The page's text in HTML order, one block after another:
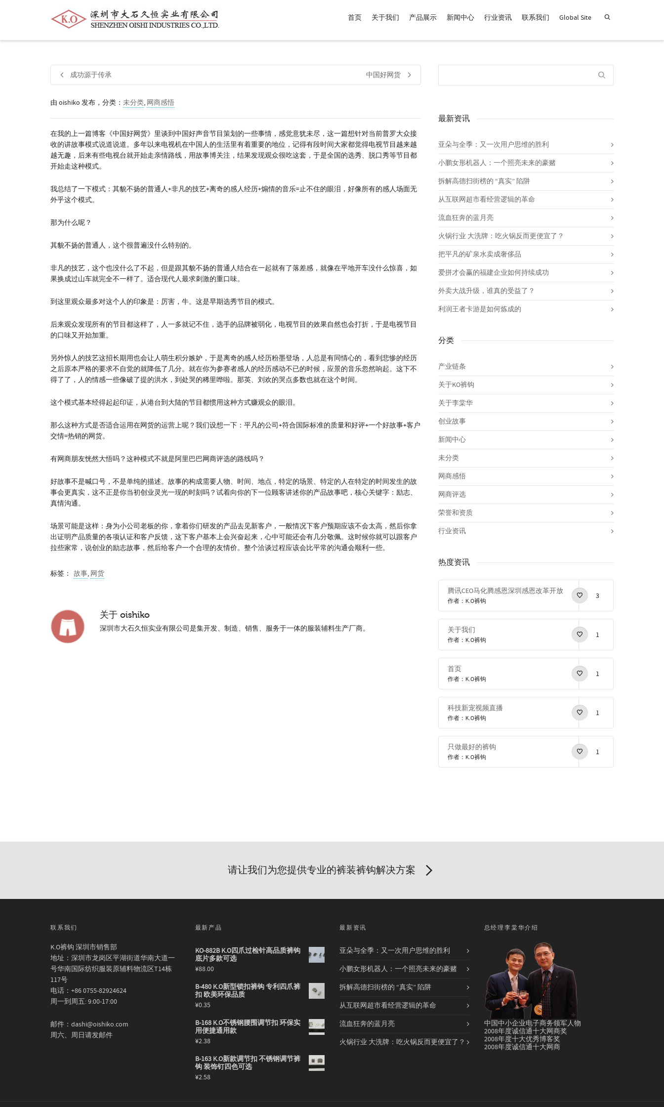
帮我查找新的衬衫尺码中号价格介于 商品，品牌为 默认品牌 .
首页 关于我们 产品展示 新闻中心 行业资讯 联系我们 Global Site
成功源于传承 中国好网货
由 oishiko 发布，分类： 未分类, 网商感悟
在我的上一篇博客《中国好网货》里谈到中国好声音节目策划的一些事情，感觉意犹未尽，这一篇想针对当前普罗大众接
收的讲故事模式说道说道。多年以来电视机在中国人的生活里有着重要的地位，记得有段时间大家都觉得电视节目越来越
越无趣，后来有些电视台就开始走亲情路线，用故事博关注，结果发现观众很吃这套，于是全国的选秀、脱口秀等节目都
开始走这种模式。
我总结了一下模式：其貌不扬的普通人+非凡的技艺+离奇的感人经历+煽情的音乐=止不住的眼泪，好像所有的感人场面无
外乎这个模式。
那为什么呢？
其貌不扬的普通人，这个很普遍没什么特别的。
非凡的技艺，这个也没什么了不起，但是跟其貌不扬的普通人结合在一起就有了落差感，就像在平地开车没什么惊喜，如
果换成过山车就完全不一样了。适合现代人最求刺激的重口味。
到这里观众最多对这个人的印象是：厉害，牛。这是早期选秀节目的模式。
后来观众发现所有的节目都这样了，人一多就记不住，选手的品牌被弱化，电视节目的效果自然也会打折，于是电视节目
的口味又开始加重。
另外惊人的技艺这招长期用也会让人萌生积分嫉妒，于是离奇的感人经历粉墨登场，人总是有同情心的，看到悲惨的经历
之后原本严格的要求不自觉的就降低了几分。就在你为参赛者感人的经历感动不已的时候，应景的音乐忽然响起。这下不
得了了，人的情感一些像破了提的洪水，到处哭的稀里哗啦。那英、刘欢的哭点多数也就在这个时间。
这个模式基本经得起起印证，从港台到大陆的节目都惯用这种方式赚观众的眼泪。
那么这种方式是否适合运用在网货的运营上呢？我们设想一下：平凡的公司+符合国际标准的质量和好评+一个好故事+客户
交情=热销的网货。
有网商朋友恍然大悟吗？这种模式不就是阿里巴巴网商评选的路线吗？
好故事不是喊口号，不是单纯的描述。故事的构成需要人物、时间、地点，特定的场景、特定的人在特定的时间发生的故
事会更真实，这不正是你当初创业灵光一现的时刻吗？试着向你的下一位顾客讲述你的产品故事吧，核心关键字：励志、
真情沟通。
场景可能是这样：身为小公司老板的你，拿着你们研发的产品去见新客户，一般情况下客户预期应该不会太高，然后你拿
出证明产品质量的各项认证和客户反馈，这下客户基本上会兴奋起来，心中可能还会有几分敬佩。这时候你就可以跟客户
拉些家常，说创业的励志故事，然后给客户一个合理的友情价。整个洽谈过程应该会比平常的沟通会顺利一些。
标签： 故事, 网货
关于 oishiko
深圳市大石久恒实业有限公司是集开发、制造、销售、服务于一体的服装辅料生产厂商。
最新资讯
亚朵与全季：又一次用户思维的胜利
小鹏女形机器人：一个照亮未来的豪赌
拆解高德扫街榜的 “真实” 陷阱
从互联网超市看经营逻辑的革命
流血狂奔的蓝月亮
火锅行业 大洗牌：吃火锅反而更便宜了？
把平凡的矿泉水卖成奢侈品
爱拼才会赢的福建企业如何持续成功
外卖大战升级，谁真的受益了？
利润王者卡游是如何炼成的
分类
产业链条
关于KO裤钩
关于李棠华
创业故事
新闻中心
未分类
网商感悟
网商评选
荣誉和资质
行业资讯
热度资讯
腾讯CEO马化腾感恩深圳感恩改革开放
作者：K.O裤钩
3
关于我们
作者：K.O裤钩
1
首页
作者：K.O裤钩
1
科技新宠视频直播
作者：K.O裤钩
1
只做最好的裤钩
作者：K.O裤钩
1
请让我们为您提供专业的裤装裤钩解决方案
联系我们
K.O裤钩 深圳市销售部
地址：深圳市龙岗区平湖街道华南大道一
号华南国际纺织服装原辅料物流区T14栋
117号
电话：+86 0755-82924624
周一到周五: 9:00-17:00
邮件：dashi@oishiko.com
周六、周日请发邮件
最新产品
KO-882B K.O四爪过检针高品质裤钩
底片多款可选
¥88.00
B-480 K.O新型锁扣裤钩 专利四爪裤
扣 欧美环保品质
¥0.35
B-168 K.O不锈钢腰围调节扣 环保实
用便捷通用款
¥2.38
B-163 K.O新款调节扣 不锈钢调节裤
钩 装饰钉四色可选
¥2.58
最新资讯
亚朵与全季：又一次用户思维的胜利
小鹏女形机器人：一个照亮未来的豪赌
拆解高德扫街榜的 “真实” 陷阱
从互联网超市看经营逻辑的革命
流血狂奔的蓝月亮
火锅行业 大洗牌：吃火锅反而更便宜了？
总经理李棠华介绍
中国中小企业电子商务领军人物
2008年度诚信通十大网商奖
2008年度十大优秀博客奖
2008年度诚信通十大网商